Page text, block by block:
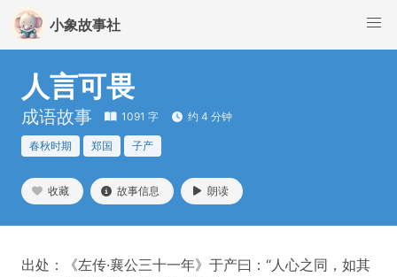
小象故事社
人言可畏
成语故事 1091 字 约 4 分钟
春秋时期 郑国 子产
收藏 故事信息 朗读
出处：《左传·襄公三十一年》于产曰：“人心之同，如其